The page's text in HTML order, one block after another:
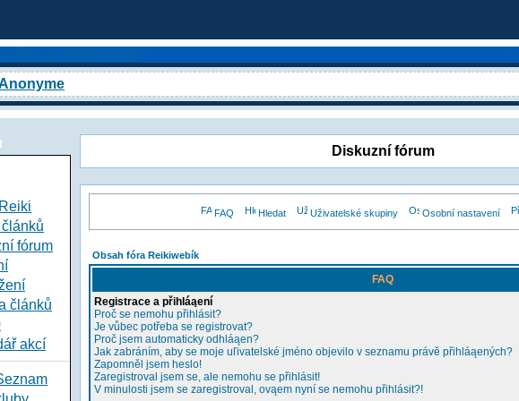
fórum
článků
akcí
Diskuzní fórum
FAQ Hledat Uživatelské skupiny Osobní nastavení
Obsah fóra Reikiwebík
FAQ
Registrace a přihláąení
Proč se nemohu přihlásit?
Je vůbec potřeba se registrovat?
Proč jsem automaticky odhláąen?
Jak zabráním, aby se moje uľivatelské jméno objevilo v seznamu právě přihláąených?
Zapomněl jsem heslo!
Zaregistroval jsem se, ale nemohu se přihlásit!
V minulosti jsem se zaregistroval, ovąem nyní se nemohu přihlásit?!